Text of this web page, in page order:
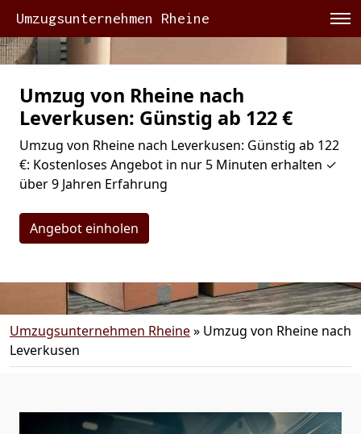
Umzugsunternehmen Rheine
Umzug von Rheine nach
Leverkusen: Günstig ab 122 €
Umzug von Rheine nach Leverkusen: Günstig ab 122
€: Kostenloses Angebot in nur 5 Minuten erhalten ✓
über 9 Jahren Erfahrung
Angebot einholen
Umzugsunternehmen Rheine» Umzug von Rheine nach
Leverkusen